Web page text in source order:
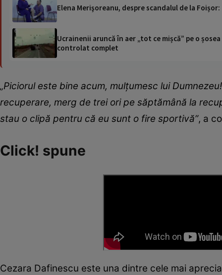
Elena Merişoreanu, despre scandalul de la
Ucrainenii aruncă în aer „tot ce mișcă” pe o
controlat complet
„Piciorul este bine acum, mulțumesc lui
recuperare, merg de trei ori pe săptămână la
stau o clipă pentru că eu sunt o fire sportivă”, a
Click! spune
Cezara Dafinescu este una dintre cele mai